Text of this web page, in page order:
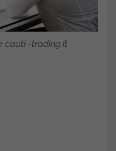
cauti -trading.it